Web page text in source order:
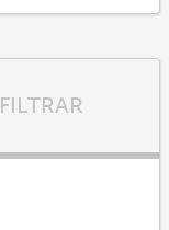
FILTRAR